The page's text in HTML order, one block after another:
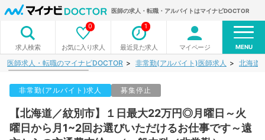
医師の求人・転職・アルバイトはマイナビDOCTOR
求人検索 お気に入り求人
0
最近見た求人
1
マイページ MENU
医師求人・転職のマイナビDOCTOR 非常勤(アルバイト)医師求人 北海道
非常勤(アルバイト)求人 募集停止
【北海道／紋別市】１日最大22万円◎月曜日～火
曜日から月1~2回お選びいただけるお仕事です～遠